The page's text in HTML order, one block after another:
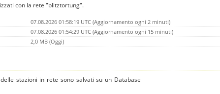
con la rete "blitztortung".
07.08.2026 01:58:19 UTC (Aggiornamento ogni 2 minuti)
07.08.2026 01:54:29 UTC (Aggiornamento ogni 15 minuti)
2,0 MB (Oggi)
stazioni in rete sono salvati su un Database